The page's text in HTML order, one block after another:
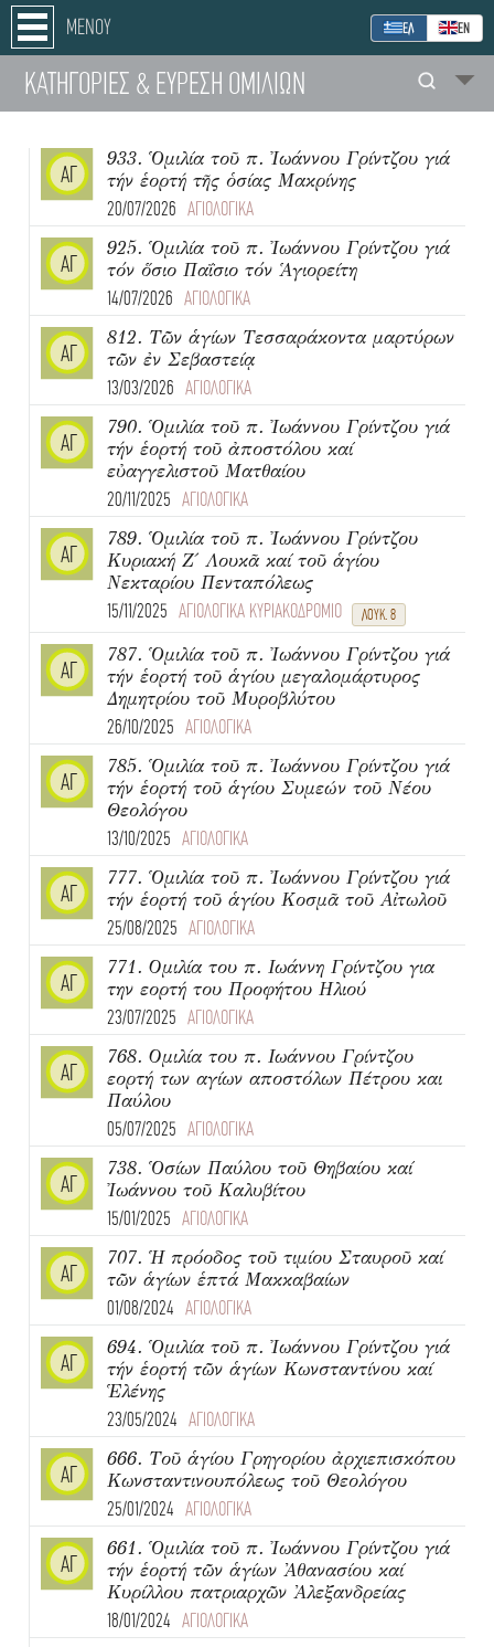
ΜΕΝΟΥ ΕΛ ΕΝ
ΚΑΤΗΓΟΡΙΕΣ & ΕΥΡΕΣΗ ΟΜΙΛΙΩΝ
ΑΓ
933. Ὁμιλία τοῦ π. Ἰωάννου Γρίντζου γιά
τήν ἑορτή τῆς ὁσίας Μακρίνης
20/07/2026 ΑΓΙΟΛΟΓΙΚΑ
ΑΓ
925. Ὁμιλία τοῦ π. Ἰωάννου Γρίντζου γιά
τόν ὅσιο Παΐσιο τόν Ἁγιορείτη
14/07/2026 ΑΓΙΟΛΟΓΙΚΑ
ΑΓ
812. Τῶν ἁγίων Τεσσαράκοντα μαρτύρων
τῶν ἐν Σεβαστείᾳ
13/03/2026 ΑΓΙΟΛΟΓΙΚΑ
ΑΓ
790. Ὁμιλία τοῦ π. Ἰωάννου Γρίντζου γιά
τήν ἑορτή τοῦ ἀποστόλου καί
εὐαγγελιστοῦ Ματθαίου
20/11/2025 ΑΓΙΟΛΟΓΙΚΑ
ΑΓ
789. Ὁμιλία τοῦ π. Ἰωάννου Γρίντζου
Κυριακή Ζ΄ Λουκᾶ καί τοῦ ἁγίου
Νεκταρίου Πενταπόλεως
15/11/2025 ΑΓΙΟΛΟΓΙΚΑ ΚΥΡΙΑΚΟΔΡΟΜΙΟ ΛΟΥΚ. 8
ΑΓ
787. Ὁμιλία τοῦ π. Ἰωάννου Γρίντζου γιά
τήν ἑορτή τοῦ ἁγίου μεγαλομάρτυρος
Δημητρίου τοῦ Μυροβλύτου
26/10/2025 ΑΓΙΟΛΟΓΙΚΑ
ΑΓ
785. Ὁμιλία τοῦ π. Ἰωάννου Γρίντζου γιά
τήν ἑορτή τοῦ ἁγίου Συμεών τοῦ Νέου
Θεολόγου
13/10/2025 ΑΓΙΟΛΟΓΙΚΑ
ΑΓ
777. Ὁμιλία τοῦ π. Ἰωάννου Γρίντζου γιά
τήν ἑορτή τοῦ ἁγίου Κοσμᾶ τοῦ Αἰτωλοῦ
25/08/2025 ΑΓΙΟΛΟΓΙΚΑ
ΑΓ
771. Ομιλία του π. Ιωάννη Γρίντζου για
την εορτή του Προφήτου Ηλιού
23/07/2025 ΑΓΙΟΛΟΓΙΚΑ
ΑΓ
768. Ομιλία του π. Ιωάννου Γρίντζου
εορτή των αγίων αποστόλων Πέτρου και
Παύλου
05/07/2025 ΑΓΙΟΛΟΓΙΚΑ
ΑΓ
738. Ὁσίων Παύλου τοῦ Θηβαίου καί
Ἰωάννου τοῦ Καλυβίτου
15/01/2025 ΑΓΙΟΛΟΓΙΚΑ
ΑΓ
707. Ἡ πρόοδος τοῦ τιμίου Σταυροῦ καί
τῶν ἁγίων ἑπτά Μακκαβαίων
01/08/2024 ΑΓΙΟΛΟΓΙΚΑ
ΑΓ
694. Ὁμιλία τοῦ π. Ἰωάννου Γρίντζου γιά
τήν ἑορτή τῶν ἁγίων Κωνσταντίνου καί
Ἑλένης
23/05/2024 ΑΓΙΟΛΟΓΙΚΑ
ΑΓ
666. Τοῦ ἁγίου Γρηγορίου ἀρχιεπισκόπου
Κωνσταντινουπόλεως τοῦ Θεολόγου
25/01/2024 ΑΓΙΟΛΟΓΙΚΑ
ΑΓ
661. Ὁμιλία τοῦ π. Ἰωάννου Γρίντζου γιά
τήν ἑορτή τῶν ἁγίων Ἀθανασίου καί
Κυρίλλου πατριαρχῶν Ἀλεξανδρείας
18/01/2024 ΑΓΙΟΛΟΓΙΚΑ